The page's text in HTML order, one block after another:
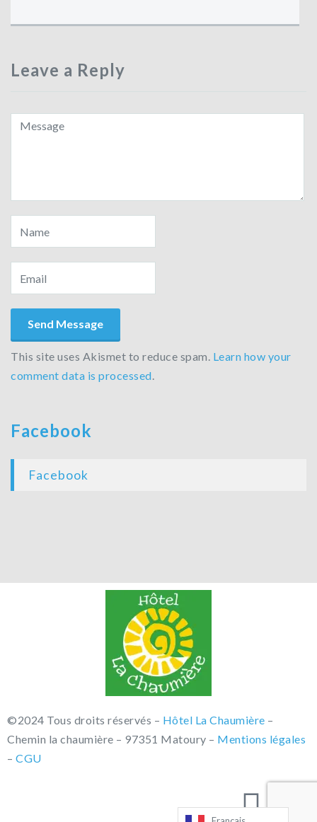
Leave a Reply
This site uses Akismet to reduce spam. Learn how your
comment data is processed.
Facebook
Facebook
©2024 Tous droits réservés – Hôtel La Chaumière –
Chemin la chaumière – 97351 Matoury – Mentions légales
– CGU